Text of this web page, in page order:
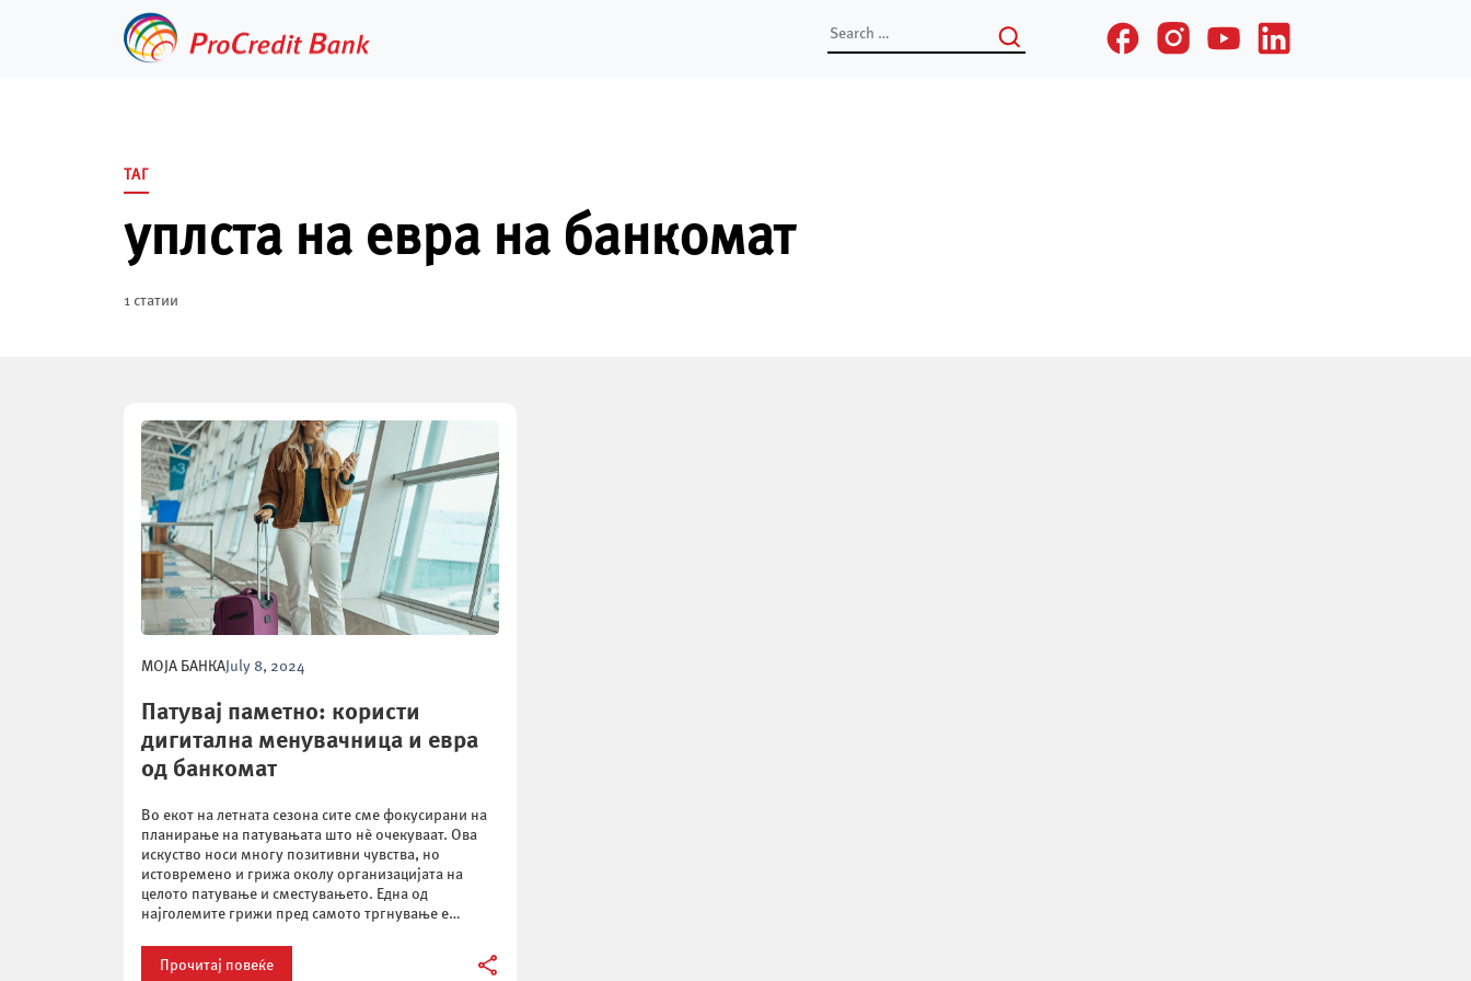
Search
for:
ТАГ
уплста на евра на банкомат
1 статии
МОЈА БАНКАJuly 8, 2024
Патувај паметно: користи
дигитална менувачница и евра
од банкомат
Во екот на летната сезона сите сме фокусирани на
планирање на патувањата што нѐ очекуваат. Ова
искуство носи многу позитивни чувства, но
истовремено и грижа околу организацијата на
целото патување и сместувањето. Една од
најголемите грижи пред самото тргнување е
стрес, […]
Прочитај повеќе